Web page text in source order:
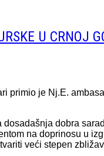
U CRNOJ
primio je Nj.E.
dobra
na doprinosu u
veći stepen